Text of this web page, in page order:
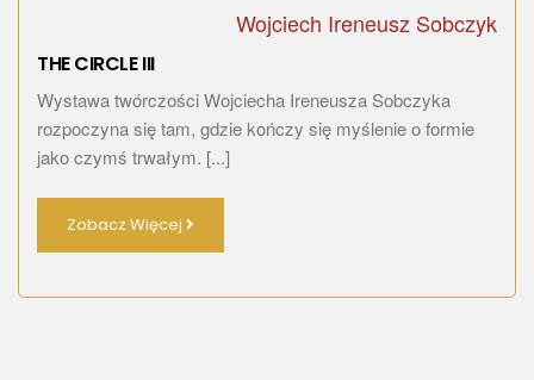
Wojciech Ireneusz Sobczyk
THE CIRCLE III
Wystawa twórczości Wojciecha Ireneusza Sobczyka
rozpoczyna się tam, gdzie kończy się myślenie o formie
jako czymś trwałym. [...]
Zobacz Więcej